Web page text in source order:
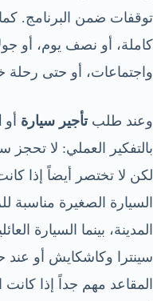
توقفات ضمن البرنامج.
كاملة، أو نصف يوم، أو
واجتماعات، أو حتى رحلة
وعند طلبتأجير سيارة أو
بالتفكير العملي: لا
لكن لا تختصر أيضاً إذا
السيارة الصغيرة مناسبة
المدينة، بينما السيارة
سينترا وكاشكايش أو عند
المقاعد مهم جداً إذا